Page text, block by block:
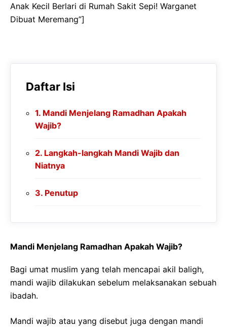
Anak Kecil Berlari di Rumah Sakit Sepi! Warganet
Dibuat Meremang”]
Daftar Isi
Mandi Menjelang Ramadhan Apakah
Wajib?
Langkah-langkah Mandi Wajib dan
Niatnya
Penutup
Mandi Menjelang Ramadhan Apakah Wajib?
Bagi umat muslim yang telah mencapai akil baligh,
mandi wajib dilakukan sebelum melaksanakan sebuah
ibadah.
Mandi wajib atau yang disebut juga dengan mandi